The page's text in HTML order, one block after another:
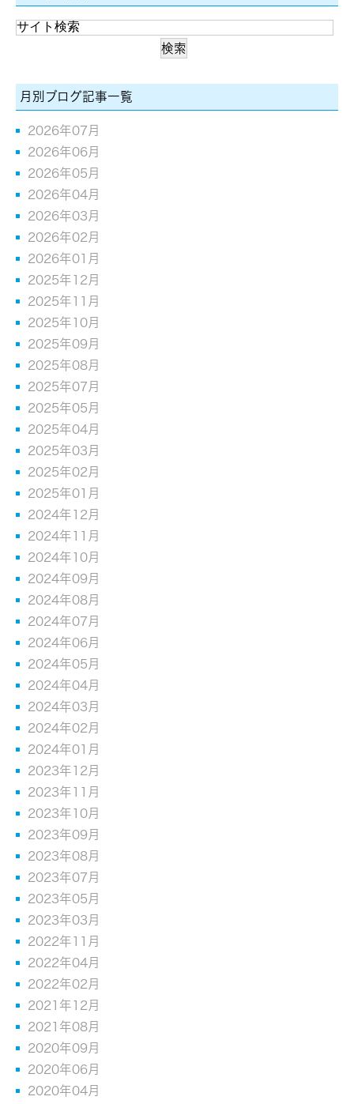
月別ブログ記事一覧
2026年07月
2026年06月
2026年05月
2026年04月
2026年03月
2026年02月
2026年01月
2025年12月
2025年11月
2025年10月
2025年09月
2025年08月
2025年07月
2025年05月
2025年04月
2025年03月
2025年02月
2025年01月
2024年12月
2024年11月
2024年10月
2024年09月
2024年08月
2024年07月
2024年06月
2024年05月
2024年04月
2024年03月
2024年02月
2024年01月
2023年12月
2023年11月
2023年10月
2023年09月
2023年08月
2023年07月
2023年05月
2023年03月
2022年11月
2022年04月
2022年02月
2021年12月
2021年08月
2020年09月
2020年06月
2020年04月